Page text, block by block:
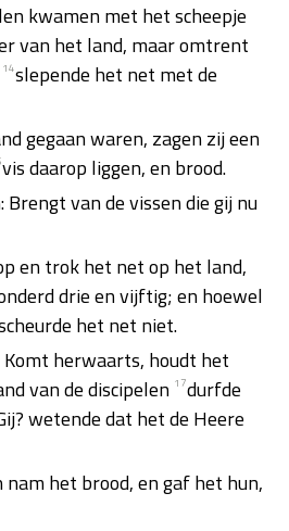
kwamen met het scheepje
van het land, maar omtrent
14slepende het net met de
gegaan waren, zagen zij een
vis daarop liggen, en brood.
Brengt van de vissen die gij nu
en trok het net op het land,
drie en vijftig; en hoewel
het net niet.
Komt herwaarts, houdt het
van de discipelen 17durfde
wetende dat het de Heere
nam het brood, en gaf het hun,